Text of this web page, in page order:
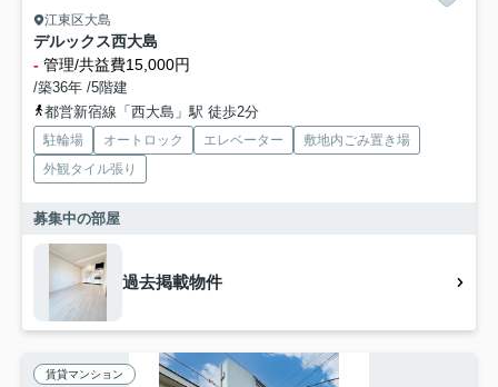
江東区大島
デルックス西大島
- 管理/共益費15,000円
/築36年 /5階建
都営新宿線「西大島」駅 徒歩2分
駐輪場 オートロック エレベーター
敷地内ごみ置き場
外観タイル張り
募集中の部屋
過去掲載物件
賃貸マンション